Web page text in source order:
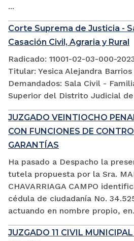
...
Corte Suprema de Justicia -
Casación Civil, Agraria y Rural
Radicado: 11001-02-03-000-
Titular: Yesica Alejandra Barrios
Demandados: Sala Civil -
Superior del Distrito Judicial
JUZGADO VEINTIOCHO
CON FUNCIONES DE
GARANTÍAS
Ha pasado a Despacho la
tutela propuesta por la Sra.
CHAVARRIAGA CAMPO
cédula de ciudadanía No.
actuando en nombre propio,
JUZGADO 11 CIVIL